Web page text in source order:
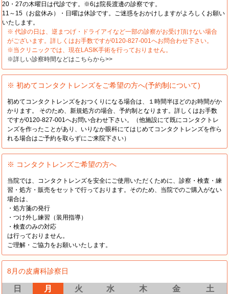
20・27の木曜日は代診です。※6は院長渡邊の診察です。
11～15（お盆休み）・日曜は休診です。ご迷惑をおかけしますがよろしくお願い
いたします。
※ 代診の日は、逆まつげ・ドライアイなど一部の診察がお受け頂けない場合
がございます。詳しくはお手数ですが0120-827-001へお問合わせ下さい。
※当クリニックでは、現在LASIK手術を行っておりません。
※詳しい診察時間などはこちらから>>
※ 初めてコンタクトレンズをご希望の方へ(予約制について)
初めてコンタクトレンズをおつくりになる場合は、１時間半ほどのお時間がか
かります。 そのため、新規処方の場合、予約制となります。詳しくはお手数
ですが0120-827-001へお問い合わせ下さい。（他施設にて既にコンタクトレ
ンズを作ったことがあり、いりなか眼科にてはじめてコンタクトレンズを作ら
れる場合はご予約を取らずにご来院下さい）
※ コンタクトレンズご希望の方へ
当院では、コンタクトレンズを安全にご使用いただくために、診察・検査・練
習・処方・販売をセットで行っております。そのため、当院でのご購入がない
場合は、
・処方箋の発行
・つけ外し練習（装用指導）
・検査のみの対応
は行っておりません。
ご理解・ご協力をお願いいたします。
8月の皮膚科診察日
日 月 火 水 木 金
土